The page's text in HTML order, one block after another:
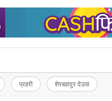
प्रहरी शेरबहादुर देउवा